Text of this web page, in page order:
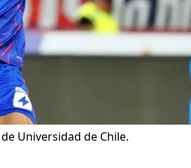
Universidad de Chile.